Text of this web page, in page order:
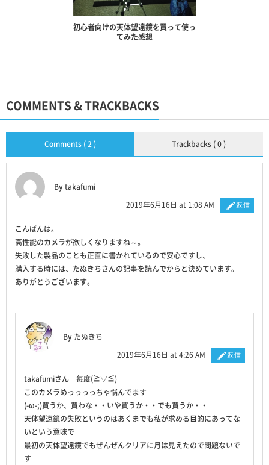
初心者向けの天体望遠鏡を買って使っ
てみた感想
COMMENTS & TRACKBACKS
Comments ( 2 ) Trackbacks ( 0 )
By takafumi
2019年6月16日 at 1:08 AM
返信
こんばんは。
高性能のカメラが欲しくなりますね～。
失敗した製品のことも正直に書かれているので安心ですし、
購入する時には、たぬきちさんの記事を読んでからと決めています。
ありがとうございます。
By たぬきち
2019年6月16日 at 4:26 AM
返信
takafumiさん 毎度(≧▽≦)
このカメラめっっっっちゃ悩んでます
(-ω-;)買うか、買わな・・いや買うか・・でも買うか・・
天体望遠鏡の失敗というのはあくまでも私が求める目的にあってな
いという意味で
最初の天体望遠鏡でもぜんぜんクリアに月は見えたので問題ないで
す